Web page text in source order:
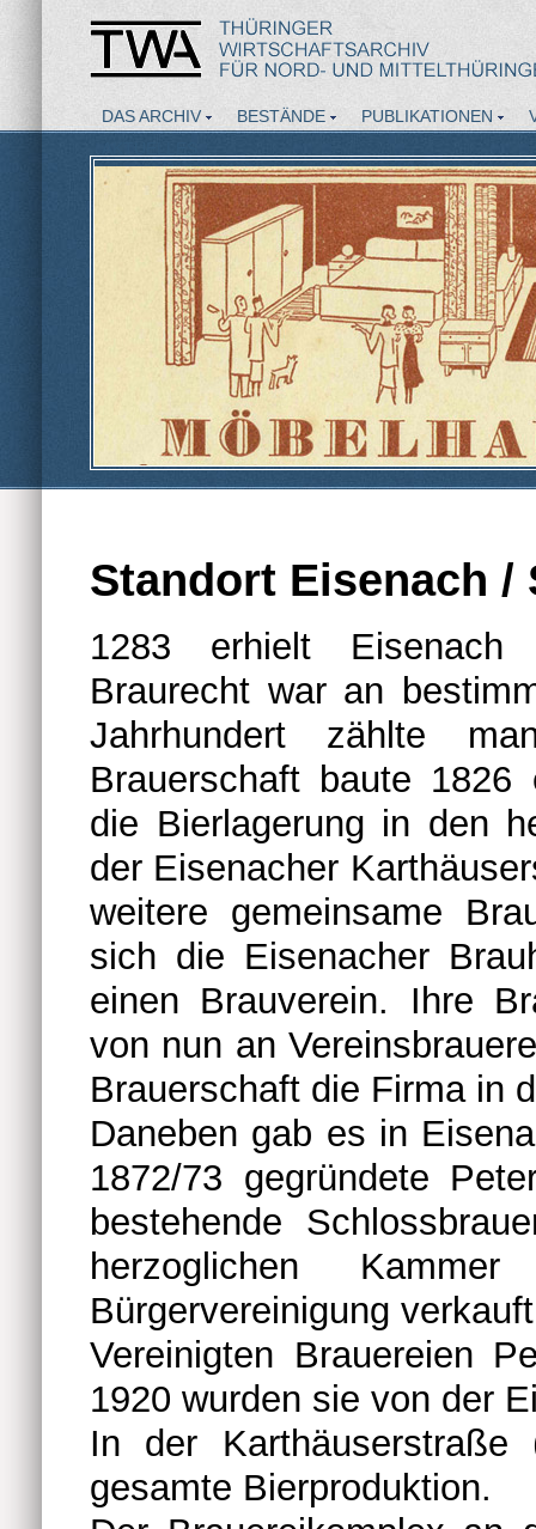
DAS ARCHIV BESTÄNDE PUBLIKATIONEN
Standort Eisenach /
1283 erhielt Eisenach
Braurecht war an
Jahrhundert zählte
Brauerschaft baute 1826
die Bierlagerung in den
der Eisenacher
weitere gemeinsame
sich die Eisenacher
einen Brauverein. Ihre
von nun an
Brauerschaft die Firma in
Daneben gab es in
1872/73 gegründete
bestehende
herzoglichen
Bürgervereinigung
Vereinigten Brauereien
1920 wurden sie von der
In der Karthäuserstraße
gesamte Bierproduktion.